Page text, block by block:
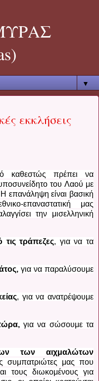
▼
εκκλήσεις
καθεστώς πρέπει να
του Λαού με
επανάληψη είναι βασική
επαναστατική μας
την μισελληνική
τράπεζες, για να τα
για να παραλύσουμε
, για να ανατρέψουμε
για να σώσουμε τα
των αιχμαλώτων
συμπατριώτες μας που
τους διωκομένους για